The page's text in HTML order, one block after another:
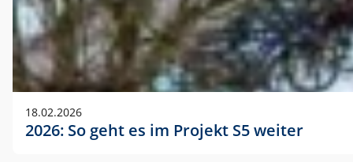
18.02.2026
2026: So geht es im Projekt S5 weiter